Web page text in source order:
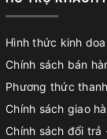
Hình thức kinh
Chính sách bán
Phương thức
Chính sách giao
Chính sách đổi trả